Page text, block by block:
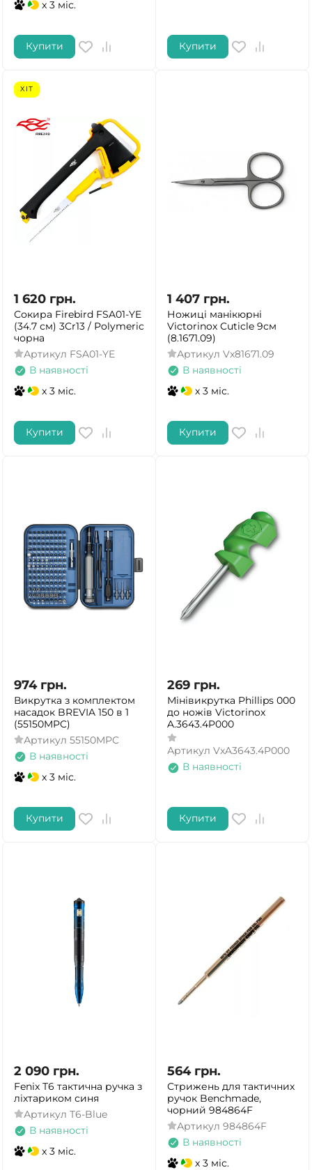
x 3 міс.
Купити Купити
ХІТ
1 620 грн.
Сокира Firebird FSA01-YE
(34.7 см) 3Cr13 / Рolymeric
чорна
Артикул FSA01-YE
В наявності
x 3 міс.
Купити
1 407 грн.
Ножиці манікюрні
Victorinox Cuticle 9см
(8.1671.09)
Артикул Vx81671.09
В наявності
x 3 міс.
Купити
974 грн.
Викрутка з комплектом
насадок BREVIA 150 в 1
(55150MPC)
Артикул 55150MPC
В наявності
x 3 міс.
Купити
269 грн.
Мінівикрутка Phillips 000
до ножів Victorinox
A.3643.4P000
Артикул VxA3643.4P000
В наявності
Купити
2 090 грн.
Fenix T6 тактична ручка з
ліхтариком синя
Артикул T6-Blue
В наявності
x 3 міс.
564 грн.
Стрижень для тактичних
ручок Benchmade,
чорний 984864F
Артикул 984864F
В наявності
x 3 міс.